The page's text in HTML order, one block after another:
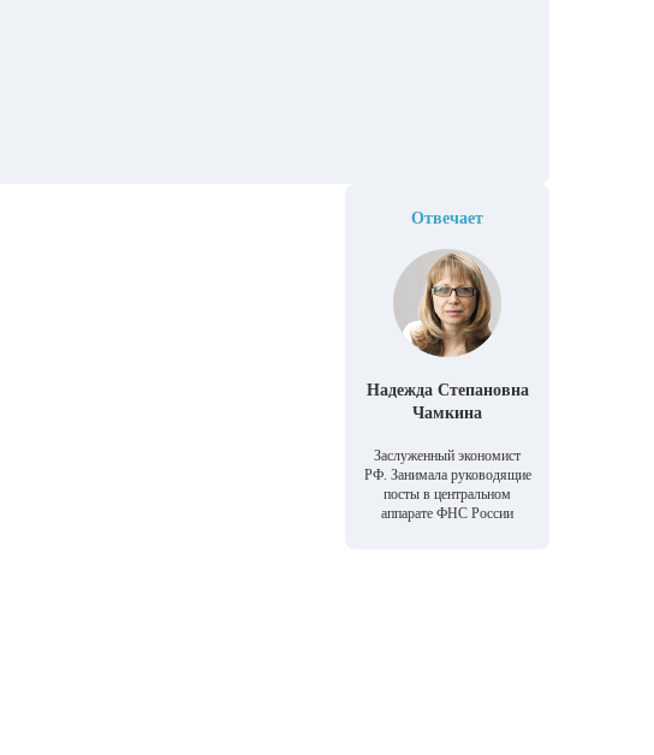
Отвечает
Надежда Степановна
Чамкина
Заслуженный экономист
РФ. Занимала руководящие
посты в центральном
аппарате ФНС России